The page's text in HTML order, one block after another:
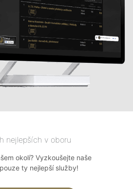
nejlepších v oboru
okolí? Vyzkoušejte naše
ty nejlepší služby!